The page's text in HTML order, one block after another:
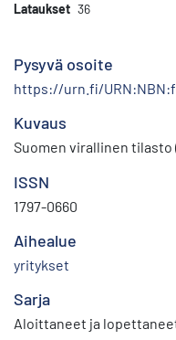
Lataukset 36
Pysyvä osoite
https://urn.fi/
Kuvaus
Suomen virallinen tilasto
ISSN
1797-0660
Aihealue
yritykset
Sarja
Aloittaneet ja